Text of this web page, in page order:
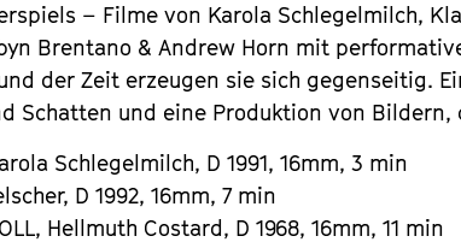
– Filme von Karola Schlegelmilch,
Brentano & Andrew Horn mit
der Zeit erzeugen sie sich gegenseitig.
Schatten und eine Produktion von
Schlegelmilch, D 1991, 16mm, 3 min
D 1992, 16mm, 7 min
Hellmuth Costard, D 1968, 16mm, 11 min